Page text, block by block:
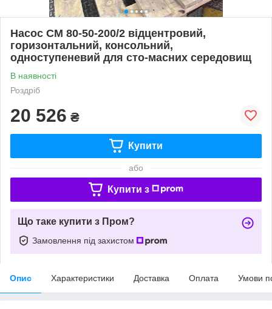
Насос СМ 80-50-200/2 відцентровий,
горизонтальний, консольний,
одноступеневий для сто-масних середовищ
В наявності
Роздріб
20 526 ₴
Купити
або
Купити з
Що таке купити з Пром?
Замовлення під захистом
Опис Характеристики Доставка Оплата Умови